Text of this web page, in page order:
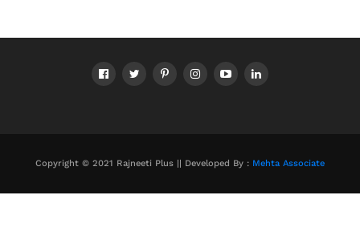
Copyright © 2021 Rajneeti Plus || Developed By : Mehta Associate